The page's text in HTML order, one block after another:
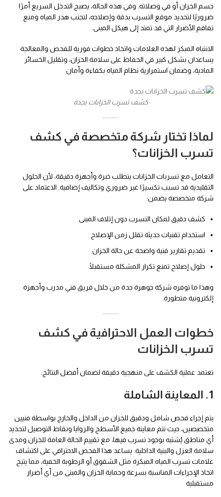
جسم الخزان أو في وصلاته. وفي هذه الحالة، يصبح التدخل السريع أمرًا
ضروريًا لتحديد موقع التسرب بدقة وإصلاحه، لتجنب هدر المياه ومنع
تفاقم الأضرار التي قد تمتد إلى هيكل المبنى.
الانتباه المبكر لهذه العلامات واتخاذ خطوات فورية للفحص والمعالجة
يساعدان بشكل كبير في الحفاظ على سلامة الخزان، وتقليل الخسائر
المادية، وضمان استمرارية نظام المياه بكفاءة وأمان
كشف تسرب الخزانات بجدة
لماذا تختار شركة متخصصة في كشف
تسرب الخزانات؟
التعامل مع تسربات الخزانات يتطلب خبرة وأجهزة دقيقة، لأن الحلول
التقليدية قد تسبب تكسيرًا غير ضروري وتكاليف إضافية. الاعتماد على
شركة متخصصة يضمن:
كشف دقيق لمكان التسرب دون إتلاف المبنى
استخدام تقنيات حديثة تقلل زمن الإصلاح
تقديم تقارير فنية واضحة عن حالة الخزان
حلول إصلاح تمنع تكرار المشكلة مستقبلًا
وهذا ما توفره شركة جوهرة جدة من خلال فريق فني مدرب وأجهزة
إلكترونية متطورة.
خطوات العمل الاحترافية في كشف
تسرب الخزانات
تعتمد عملية الكشف على منهجية دقيقة لضمان أفضل النتائج:
1. المعاينة الشاملة
يتم إجراء فحص شامل ودقيق للخزان من الداخل والخارج بواسطة فنيين
متخصصين، حيث تتم معاينة جميع الأسطح والزوايا ونقاط التوصيل لتحديد
أي مناطق يُشتبه بوجود تسرب فيها، مع تقييم الحالة العامة للخزان ومدى
سلامة العزل والبنية الداخلية. يساعد هذا الفحص الاحترافي على اكتشاف
علامات تسرب المياه المبكرة مثل الشقوق أو الرطوبة الخفية، مما يتيح
اتخاذ الإجراءات المناسبة بسرعة وحماية الخزان والمبنى من أي أضرار
مستقبلية